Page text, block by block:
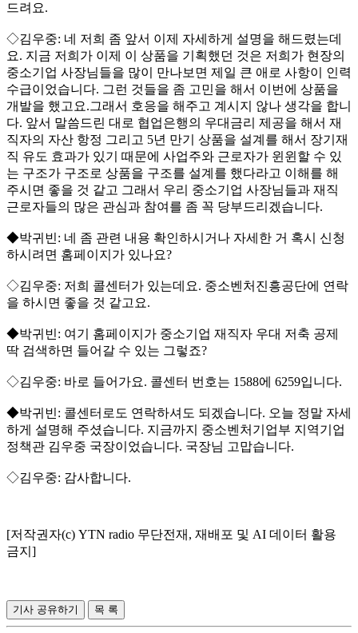
드려요.
◇김우중: 네 저희 좀 앞서 이제 자세하게 설명을 해드렸는데
요. 지금 저희가 이제 이 상품을 기획했던 것은 저희가 현장의
중소기업 사장님들을 많이 만나보면 제일 큰 애로 사항이 인력
수급이었습니다. 그런 것들을 좀 고민을 해서 이번에 상품을
개발을 했고요.그래서 호응을 해주고 계시지 않나 생각을 합니
다. 앞서 말씀드린 대로 협업은행의 우대금리 제공을 해서 재
직자의 자산 항정 그리고 5년 만기 상품을 설계를 해서 장기재
직 유도 효과가 있기 때문에 사업주와 근로자가 윈윈할 수 있
는 구조가 구조로 상품을 구조를 설계를 했다라고 이해를 해
주시면 좋을 것 같고 그래서 우리 중소기업 사장님들과 재직
근로자들의 많은 관심과 참여를 좀 꼭 당부드리겠습니다.
◆박귀빈: 네 좀 관련 내용 확인하시거나 자세한 거 혹시 신청
하시려면 홈페이지가 있나요?
◇김우중: 저희 콜센터가 있는데요. 중소벤처진흥공단에 연락
을 하시면 좋을 것 같고요.
◆박귀빈: 여기 홈페이지가 중소기업 재직자 우대 저축 공제
딱 검색하면 들어갈 수 있는 그렇죠?
◇김우중: 바로 들어가요. 콜센터 번호는 1588에 6259입니다.
◆박귀빈: 콜센터로도 연락하셔도 되겠습니다. 오늘 정말 자세
하게 설명해 주셨습니다. 지금까지 중소벤처기업부 지역기업
정책관 김우중 국장이었습니다. 국장님 고맙습니다.
◇김우중: 감사합니다.
[저작권자(c) YTN radio 무단전재, 재배포 및 AI 데이터 활용
금지]
기사 공유하기 목 록